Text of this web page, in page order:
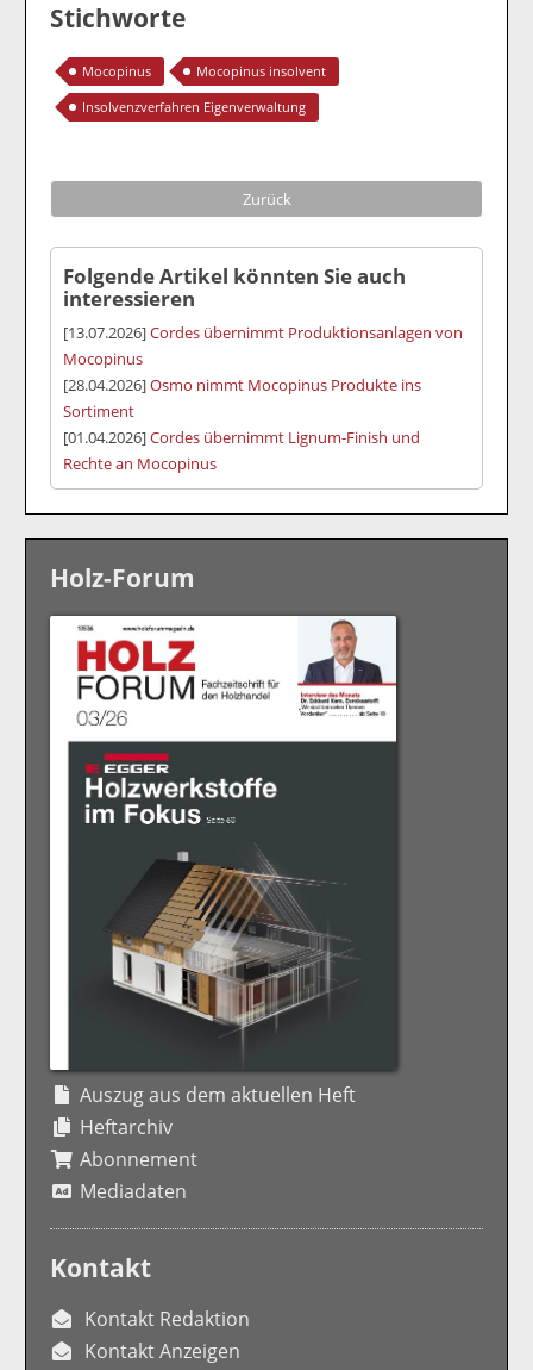
Stichworte
Mocopinus
Mocopinus insolvent
Insolvenzverfahren Eigenverwaltung
Zurück
Folgende Artikel könnten Sie auch
interessieren
[13.07.2026]Cordes übernimmt Produktionsanlagen von
Mocopinus
[28.04.2026]Osmo nimmt Mocopinus Produkte ins
Sortiment
[01.04.2026]Cordes übernimmt Lignum-Finish und
Rechte an Mocopinus
Holz-Forum
Auszug aus dem aktuellen Heft
Heftarchiv
Abonnement
Mediadaten
Kontakt
Kontakt Redaktion
Kontakt Anzeigen